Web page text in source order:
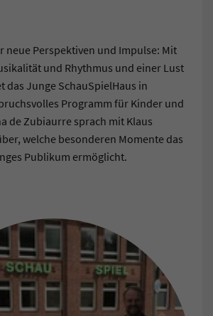
neue Perspektiven und Impulse: Mit
und Rhythmus und einer Lust
das Junge SchauSpielHaus in
Programm für Kinder und
de Zubiaurre sprach mit Klaus
welche besonderen Momente das
Publikum ermöglicht.